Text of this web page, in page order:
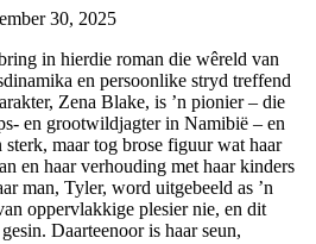
30, 2025
in hierdie roman die wêreld van
en persoonlike stryd treffend
Zena Blake, is ’n pionier – die
en grootwildjagter in Namibië – en
sterk, maar tog brose figuur wat haar
en haar verhouding met haar kinders
man, Tyler, word uitgebeeld as ’n
oppervlakkige plesier nie, en dit
Daarteenoor is haar seun,